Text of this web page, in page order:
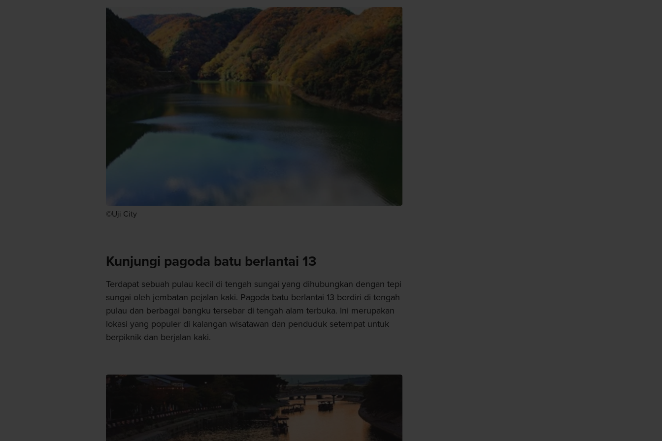
©Uji City
Kunjungi pagoda batu berlantai 13
Terdapat sebuah pulau kecil di tengah sungai yang dihubungkan dengan tepi
sungai oleh jembatan pejalan kaki. Pagoda batu berlantai 13 berdiri di tengah
pulau dan berbagai bangku tersebar di tengah alam terbuka. Ini merupakan
lokasi yang populer di kalangan wisatawan dan penduduk setempat untuk
berpiknik dan berjalan kaki.